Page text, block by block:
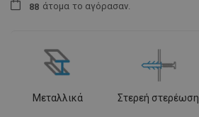
88 άτομα το αγόρασαν.
Μεταλλικά Στερεή στερέωση